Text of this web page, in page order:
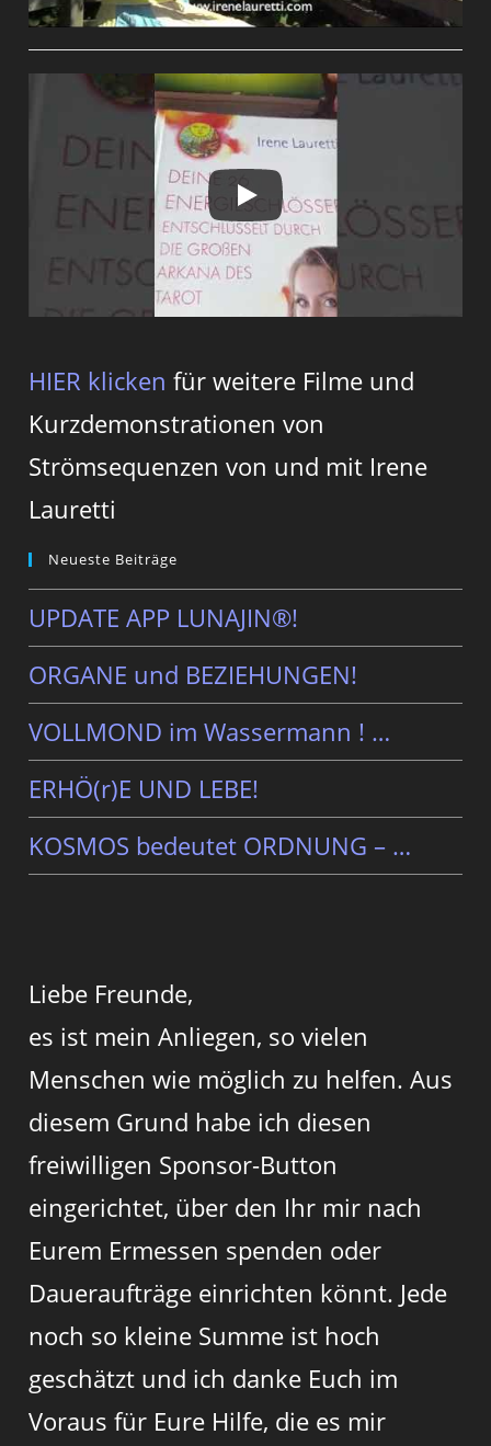
HIER klicken für weitere Filme und
Kurzdemonstrationen von
Strömsequenzen von und mit Irene
Lauretti
Neueste Beiträge
UPDATE APP LUNAJIN®!
ORGANE und BEZIEHUNGEN!
VOLLMOND im Wassermann ! …
ERHÖ(r)E UND LEBE!
KOSMOS bedeutet ORDNUNG – …
Liebe Freunde,
es ist mein Anliegen, so vielen
Menschen wie möglich zu helfen. Aus
diesem Grund habe ich diesen
freiwilligen Sponsor-Button
eingerichtet, über den Ihr mir nach
Eurem Ermessen spenden oder
Daueraufträge einrichten könnt. Jede
noch so kleine Summe ist hoch
geschätzt und ich danke Euch im
Voraus für Eure Hilfe, die es mir